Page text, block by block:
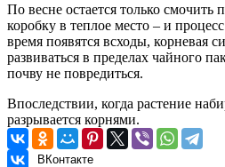
По весне остается только смочить
коробку в теплое место – и
время появятся всходы, корневая
развиваться в пределах чайного
почву не повредиться.
Впоследствии, когда растение
разрывается корнями.
ВКонтакте